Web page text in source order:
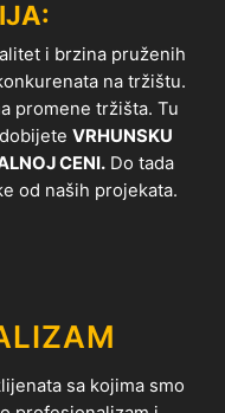
i brzina pruženih
na tržištu.
promene tržišta. Tu
VRHUNSKU
CENI.Do tada
od naših projekata.
sa kojima smo